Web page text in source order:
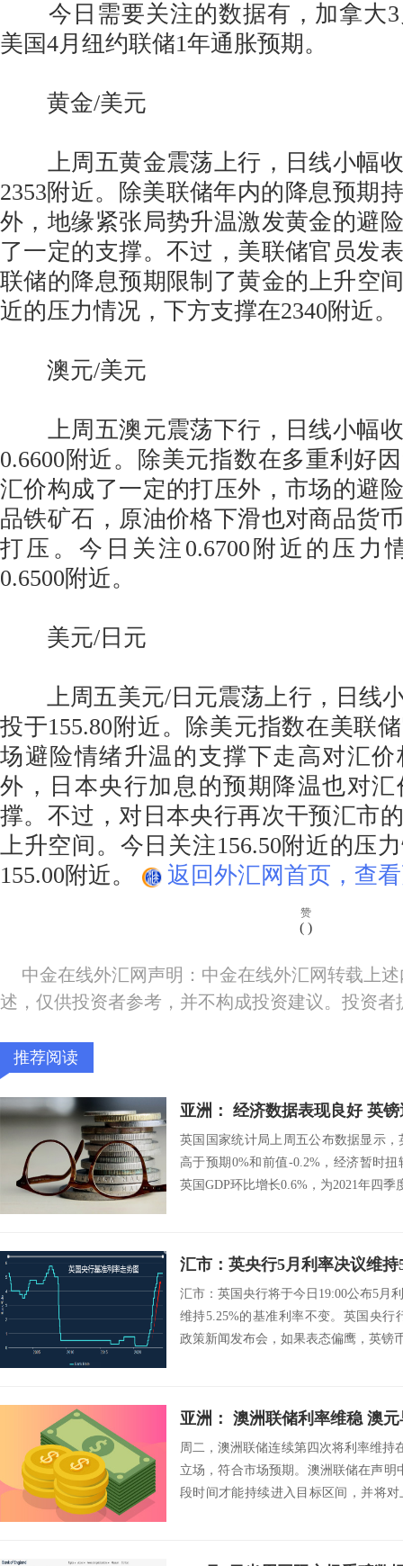
今日需要关注的数据有，加拿大3
美国4月纽约联储1年通胀预期。
黄金/美元
上周五黄金震荡上行，日线小幅收
2353附近。除美联储年内的降息预期
外，地缘紧张局势升温激发黄金的避
了一定的支撑。不过，美联储官员发
联储的降息预期限制了黄金的上升空
近的压力情况，下方支撑在2340附近。
澳元/美元
上周五澳元震荡下行，日线小幅收
0.6600附近。除美元指数在多重利好
汇价构成了一定的打压外，市场的避
品铁矿石，原油价格下滑也对商品货
打压。今日关注0.6700附近的压力
0.6500附近。
美元/日元
上周五美元/日元震荡上行，日线
投于155.80附近。除美元指数在美联
场避险情绪升温的支撑下走高对汇
外，日本央行加息的预期降温也对
撑。不过，对日本央行再次干预汇市
上升空间。今日关注156.50附近的压
155.00附近。
返回外汇网首页，查
赞
( )
中金在线外汇网声明：中金在线外汇网转载上
述，仅供投资者参考，并不构成投资建议。投资
推荐阅读
亚洲： 经济数据表现良好 英
英国国家统计局上周五公布数据显示，
高于预期0%和前值-0.2%，经济暂时
英国GDP环比增长0.6%，为2021年四
汇市：英央行5月利率决议维
汇市：英国央行将于今日19:00公布5月
维持5.25%的基准利率不变。英国央行
政策新闻发布会，如果表态偏鹰，英镑
亚洲： 澳洲联储利率维稳 澳
周二，澳洲联储连续第四次将利率维持
立场，符合市场预期。澳洲联储在声明
段时间才能持续进入目标区间，并将